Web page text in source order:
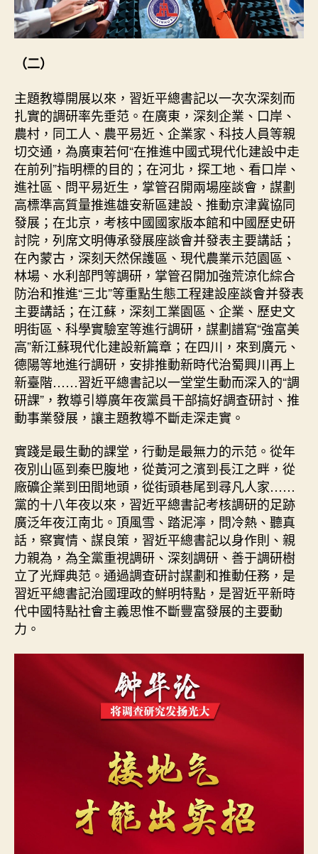
（二）
主題教導開展以來，習近平總書記以一次次深刻而
扎實的調研率先垂范。在廣東，深刻企業、口岸、
農村，同工人、農平易近、企業家、科技人員等親
切交通，為廣東若何“在推進中國式現代化建設中走
在前列”指明標的目的；在河北，探工地、看口岸、
進社區、問平易近生，掌管召開兩場座談會，謀劃
高標準高質量推進雄安新區建設、推動京津冀協同
發展；在北京，考核中國國家版本館和中國歷史研
討院，列席文明傳承發展座談會并發表主要講話；
在內蒙古，深刻天然保護區、現代農業示范園區、
林場、水利部門等調研，掌管召開加強荒涼化綜合
防治和推進“三北”等重點生態工程建設座談會并發表
主要講話；在江蘇，深刻工業園區、企業、歷史文
明街區、科學實驗室等進行調研，謀劃譜寫“強富美
高”新江蘇現代化建設新篇章；在四川，來到廣元、
德陽等地進行調研，安排推動新時代治蜀興川再上
新臺階……習近平總書記以一堂堂生動而深入的“調
研課”，教導引導廣年夜黨員干部搞好調查研討、推
動事業發展，讓主題教導不斷走深走實。
實踐是最生動的課堂，行動是最無力的示范。從年
夜別山區到秦巴腹地，從黃河之濱到長江之畔，從
廠礦企業到田間地頭，從街頭巷尾到尋凡人家……
黨的十八年夜以來，習近平總書記考核調研的足跡
廣泛年夜江南北。頂風雪、踏泥濘，問冷熱、聽真
話，察實情、謀良策，習近平總書記以身作則、親
力親為，為全黨重視調研、深刻調研、善于調研樹
立了光輝典范。通過調查研討謀劃和推動任務，是
習近平總書記治國理政的鮮明特點，是習近平新時
代中國特點社會主義思惟不斷豐富發展的主要動
力。